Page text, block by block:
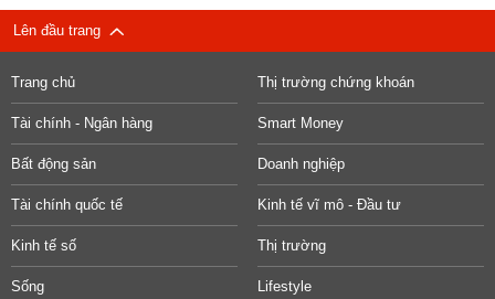
Lên đầu trang
Trang chủ Thị trường chứng khoán
Tài chính - Ngân hàng Smart Money
Bất động sản Doanh nghiệp
Tài chính quốc tế Kinh tế vĩ mô - Đầu tư
Kinh tế số Thị trường
Sống Lifestyle